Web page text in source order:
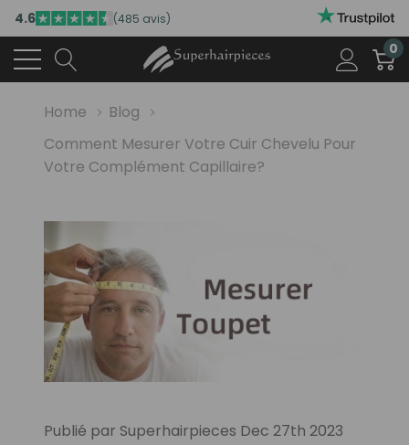
4.6 (485 avis)
0
Home
Blog
Comment Mesurer Votre Cuir Chevelu Pour
Votre Complément Capillaire?
Publié par Superhairpieces Dec 27th 2023